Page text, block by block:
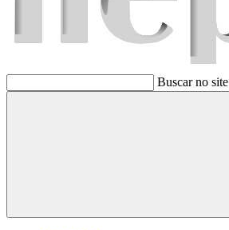
Buscar no site
Buscar